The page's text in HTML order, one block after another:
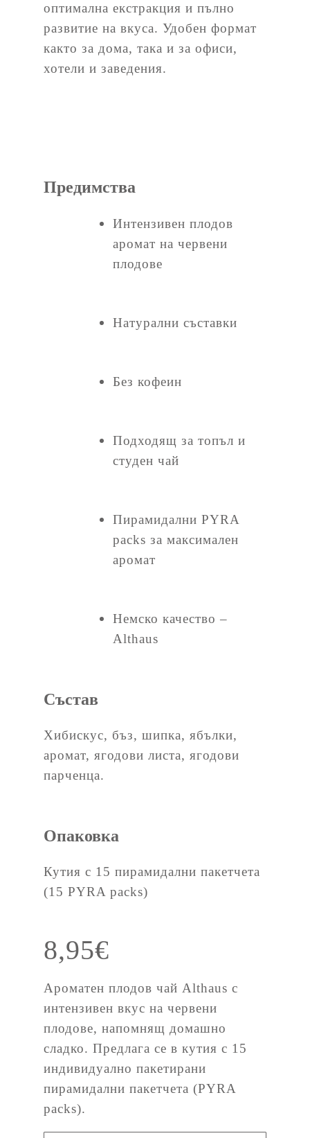
оптимална екстракция и пълно
развитие на вкуса. Удобен формат
както за дома, така и за офиси,
хотели и заведения.
Предимства
Интензивен плодов
аромат на червени
плодове
Натурални съставки
Без кофеин
Подходящ за топъл и
студен чай
Пирамидални PYRA
packs за максимален
аромат
Немско качество –
Althaus
Състав
Хибискус, бъз, шипка, ябълки,
аромат, ягодови листа, ягодови
парченца.
Опаковка
Кутия с 15 пирамидални пакетчета
(15 PYRA packs)
8,95€
Ароматен плодов чай Althaus с
интензивен вкус на червени
плодове, напомнящ домашно
сладко. Предлага се в кутия с 15
индивидуално пакетирани
пирамидални пакетчета (PYRA
packs).